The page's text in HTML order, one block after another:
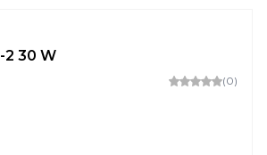
2 30 W
(0)